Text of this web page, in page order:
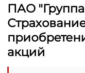
ПАО
акций